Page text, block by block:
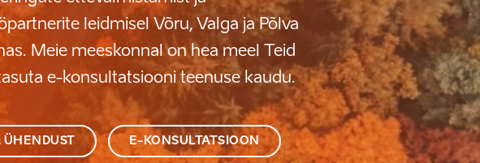
leidmisel Võru, Valga ja Põlva
Meie meeskonnal on hea meel Teid
e-konsultatsiooni teenuse kaudu.
ÜHENDUST E-KONSULTATSIOON